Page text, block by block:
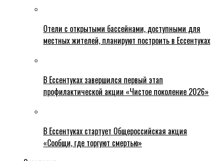
Отели с открытыми бассейнами, доступными для
местных жителей, планируют построить в Ессентуках
В Ессентуках завершился первый этап
профилактической акции «Чистое поколение 2026»
В Ессентуках стартует Общероссийская акция
«Сообщи, где торгуют смертью»